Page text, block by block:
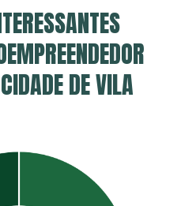
DE VILA